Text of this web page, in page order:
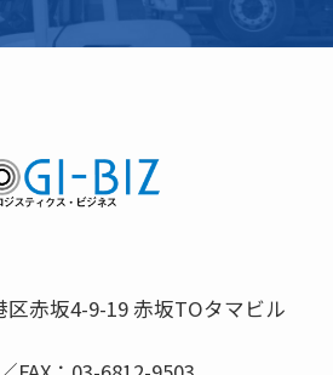
区赤坂4-9-19 赤坂TOタマビル